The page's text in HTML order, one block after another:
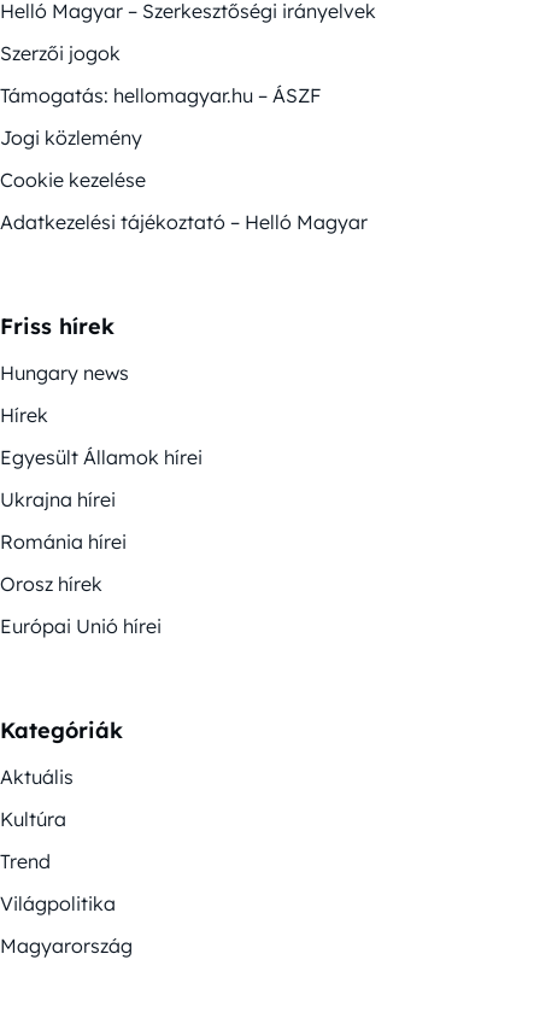
Helló Magyar – Szerkesztőségi irányelvek
Szerzői jogok
Támogatás: hellomagyar.hu – ÁSZF
Jogi közlemény
Cookie kezelése
Adatkezelési tájékoztató – Helló Magyar
Friss hírek
Hungary news
Hírek
Egyesült Államok hírei
Ukrajna hírei
Románia hírei
Orosz hírek
Európai Unió hírei
Kategóriák
Aktuális
Kultúra
Trend
Világpolitika
Magyarország